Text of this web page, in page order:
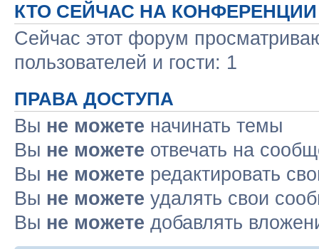
КТО СЕЙЧАС НА КОНФЕРЕНЦИИ
Сейчас этот форум
пользователей и гости: 1
ПРАВА ДОСТУПА
Вы не можете начинать темы
Вы не можете отвечать на
Вы не можете редактировать
Вы не можете удалять свои
Вы не можете добавлять